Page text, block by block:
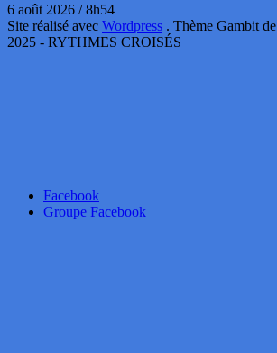
6 août 2026 / 8h54
Site réalisé avec Wordpress . Thème Gambit de
2025 - RYTHMES CROISÉS
Facebook
Groupe Facebook